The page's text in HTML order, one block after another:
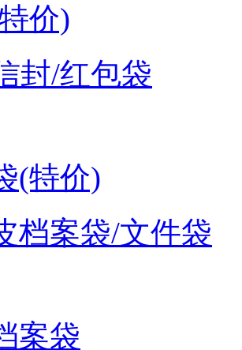
价)
封/红包袋
(特价)
档案袋/文件袋
案袋